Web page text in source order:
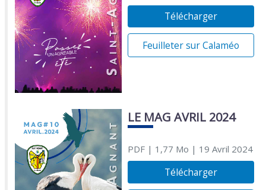
Télécharger
Feuilleter sur Calaméo
LE MAG AVRIL 2024
PDF| 1,77 Mo | 19 Avril 2024
Télécharger